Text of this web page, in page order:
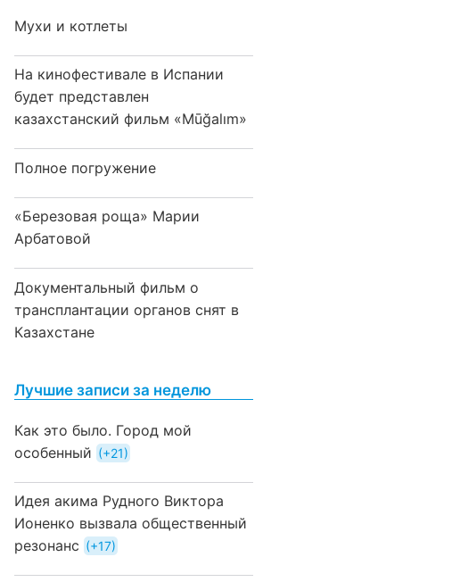
Мухи и котлеты
На кинофестивале в Испании
будет представлен
казахстанский фильм «Mūğalım»
Полное погружение
«Березовая роща» Марии
Арбатовой
Документальный фильм о
трансплантации органов снят в
Казахстане
Лучшие записи за неделю
Как это было. Город мой
особенный
+21
Идея акима Рудного Виктора
Ионенко вызвала общественный
резонанс
+17